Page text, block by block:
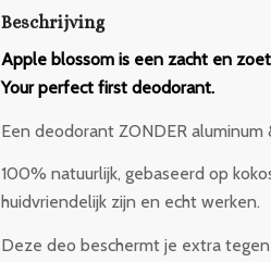
Beschrijving
Apple blossom is een zacht en
Your perfect first deodorant.
Een deodorant ZONDER
100% natuurlijk, gebaseerd op
huidvriendelijk zijn en echt werken.
Deze deo beschermt je extra